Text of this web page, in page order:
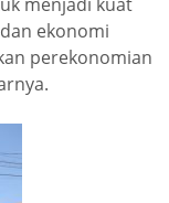
ekonomi
perekonomian